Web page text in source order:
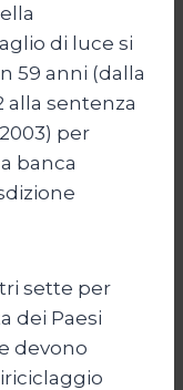
di luce si
59 anni (dalla
alla sentenza
per
banca
sette per
dei Paesi
devono